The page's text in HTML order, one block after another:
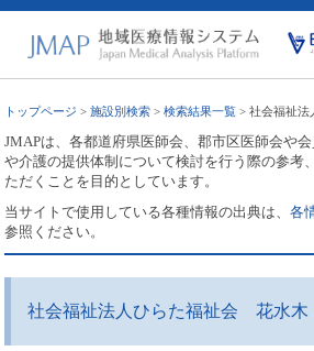
トップページ >施設別検索 >検索結果一覧 > 社会福祉
JMAPは、各都道府県医師会、郡市区医師会や
や介護の提供体制について検討を行う際の参考
ただくことを目的としています。
当サイトで使用している各種情報の出典は、各
参照ください。
社会福祉法人ひらた福祉会 花水木